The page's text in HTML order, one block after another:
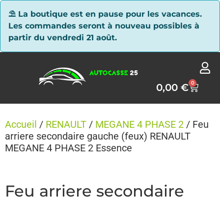
⛱ La boutique est en pause pour les vacances.
Les commandes seront à nouveau possibles à
partir du vendredi 21 août.
0,00€ 0
Accueil / RENAULT / MEGANE 4 PHASE 2 / Feu
arriere secondaire gauche (feux) RENAULT
MEGANE 4 PHASE 2 Essence
Feu arriere secondaire
Panneau de gestion des cookies